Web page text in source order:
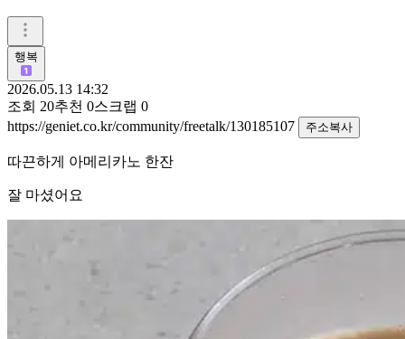
행복
2026.05.13 14:32
조회 20추천 0스크랩 0
https://geniet.co.kr/community/freetalk/130185107
주소복사
따끈하게 아메리카노 한잔
잘 마셨어요